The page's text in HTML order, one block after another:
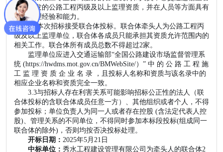
部门核发的公路工程丙级及以上监理资质，并在人员等方面具有
相应监理经验和能力。
3.2本次招标接受联合体投标。联合体牵头人为公路工程丙
级及以上监理单位，联合体各成员只能承担其资质允许范围内的
相关工作。联合体所有成员总数不得超过2家。
监理单位应进入交通运输部“全国公路建设市场监督管理系
统 (https://hwdms.mot.gov.cn/BMWebSite/）” 中 的 公 路 工 程 施
工 监 理 资 质 企 业 名 录 ，且投标人名称和资质与该名录中的
相应企业名称和资质完全一致。
3.3与招标人存在利害关系可能影响招标公正性的法人（联
合体投标的含联合体成员任意一方）、其他组织或者个人，不得
参加投标；单位负责人为同一人或者存在控股 (含法定代表人控
股)、管理关系的不同单位，不得同时参加本标段投标(组成同一
联合体的除外)，否则均按否决投标处理。
开标日期： 2025年5月21日
中标单位： 秀水工程建设管理有限公司为牵头人的联合体2